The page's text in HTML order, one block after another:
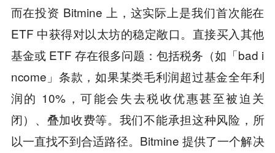
而在投资 Bitmine 上，这实际上是我们首次能在
ETF 中获得对以太坊的稳定敞口。直接买入其他
基金或 ETF 存在很多问题：包括税务（如「bad i
ncome」条款，如果某类毛利润超过基金全年利
润的 10%，可能会失去税收优惠甚至被迫关
闭）、叠加收费等。我们不能承担这种风险，所
以一直找不到合适路径。Bitmine 提供了一个解决